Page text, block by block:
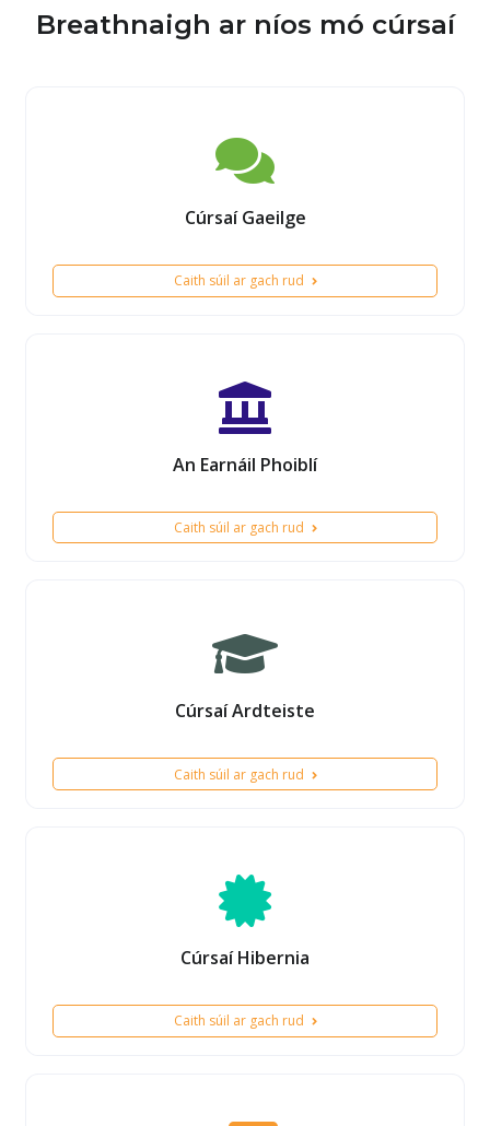
Breathnaigh ar níos mó cúrsaí
Cúrsaí Gaeilge
Caith súil ar gach rud
An Earnáil Phoiblí
Caith súil ar gach rud
Cúrsaí Ardteiste
Caith súil ar gach rud
Cúrsaí Hibernia
Caith súil ar gach rud